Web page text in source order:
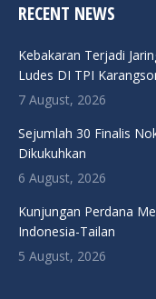
RECENT NEWS
Kebakaran Terjadi
Ludes DI TPI
7 August, 2026
Sejumlah 30 Finalis
Dikukuhkan
6 August, 2026
Kunjungan Perdana
Indonesia-Tailan
5 August, 2026